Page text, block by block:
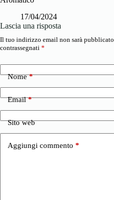
17/04/2024
Lascia una risposta
Il tuo indirizzo email non sarà pubblicato.
contrassegnati *
Nome*
Email*
Sito web
Aggiungi commento *